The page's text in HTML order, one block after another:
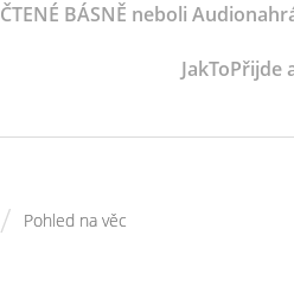
ČTENÉ BÁSNĚ neboli
JakToPřijde
/ Pohled na věc